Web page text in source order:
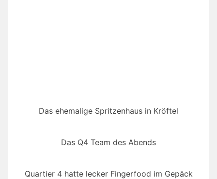
Das ehemalige Spritzenhaus in Kröftel
Das Q4 Team des Abends
Quartier 4 hatte lecker Fingerfood im Gepäck